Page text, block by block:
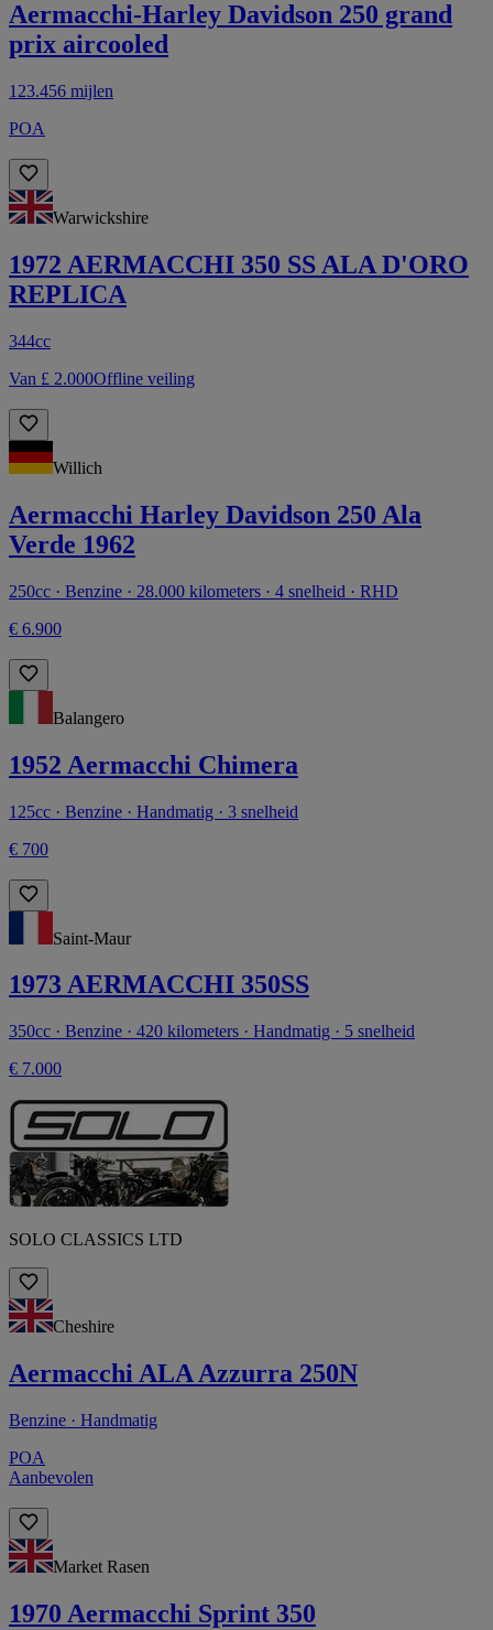
Aermacchi-Harley Davidson 250 grand
prix aircooled
123.456 mijlen
POA
Warwickshire
1972 AERMACCHI 350 SS ALA D'ORO
REPLICA
344cc
Van £ 2.000Offline veiling
Willich
Aermacchi Harley Davidson 250 Ala
Verde 1962
250cc · Benzine · 28.000 kilometers · 4 snelheid · RHD
€ 6.900
Balangero
1952 Aermacchi Chimera
125cc · Benzine · Handmatig · 3 snelheid
€ 700
Saint-Maur
1973 AERMACCHI 350SS
350cc · Benzine · 420 kilometers · Handmatig · 5 snelheid
€ 7.000
SOLO CLASSICS LTD
Cheshire
Aermacchi ALA Azzurra 250N
Benzine · Handmatig
POA
Aanbevolen
Market Rasen
1970 Aermacchi Sprint 350